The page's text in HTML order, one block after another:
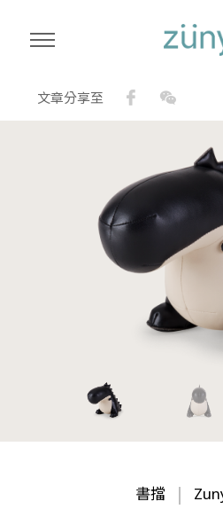
文章分享至 Facebook
書擋